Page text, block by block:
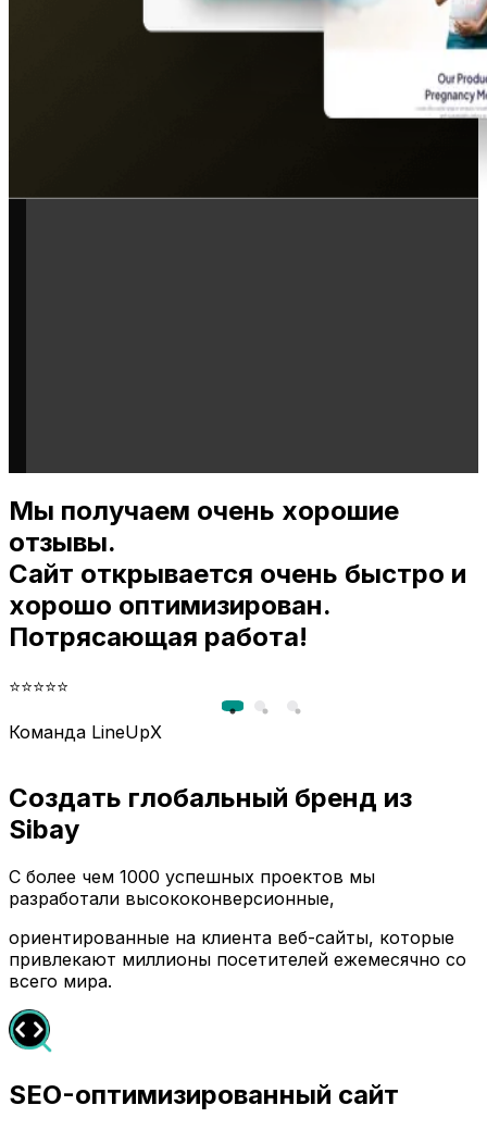
Мы получаем очень хорошие
отзывы.
Сайт открывается очень быстро и
хорошо оптимизирован.
Потрясающая работа!
⭐⭐⭐⭐⭐
Команда LineUpX
Создать глобальный бренд из
Sibay
С более чем 1000 успешных проектов мы
разработали высококонверсионные,
ориентированные на клиента веб-сайты, которые
привлекают миллионы посетителей ежемесячно со
всего мира.
SEO-оптимизированный сайт